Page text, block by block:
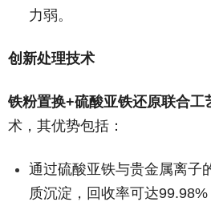
力弱。
创新处理技术
铁粉置换+硫酸亚铁还原联合工
术，其优势包括：
通过硫酸亚铁与贵金属离子
质沉淀，回收率可达99.98%